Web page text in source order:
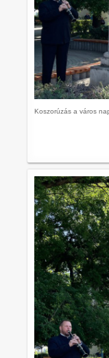
Koszorúzás a város